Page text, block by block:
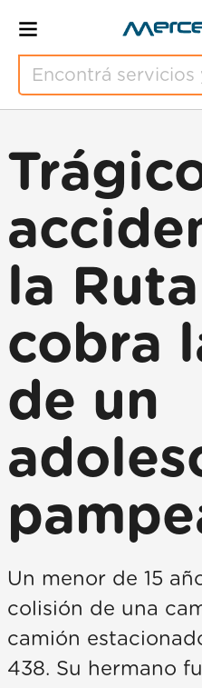
la
cobra
de un
Un menor de 15
colisión de una
camión
438. Su hermano